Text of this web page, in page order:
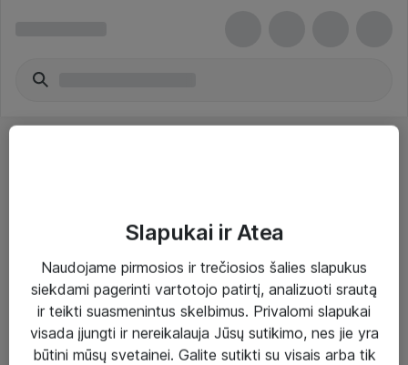
Paslaugos
Sprendimai
Įgyvendinti projektai
Slapukai ir Atea
Naudojame pirmosios ir trečiosios šalies slapukus
siekdami pagerinti vartotojo patirtį, analizuoti srautą
ir teikti suasmenintus skelbimus. Privalomi slapukai
visada įjungti ir nereikalauja Jūsų sutikimo, nes jie yra
būtini mūsų svetainei. Galite sutikti su visais arba tik